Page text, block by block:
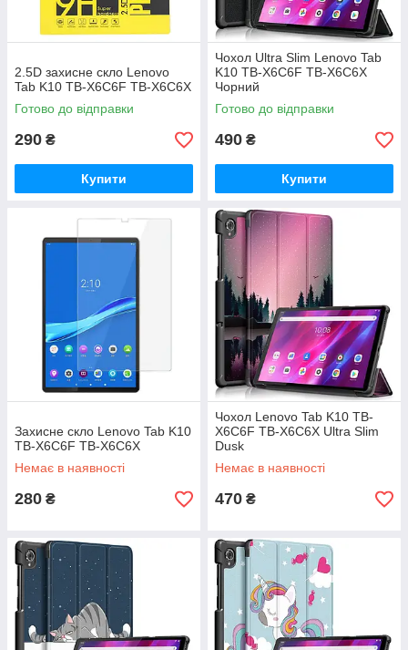
2.5D захисне скло Lenovo
Tab K10 TB-X6C6F TB-X6C6X
Готово до відправки
290 ₴
Купити
Чохол Ultra Slim Lenovo Tab
K10 TB-X6C6F TB-X6C6X
Чорний
Готово до відправки
490 ₴
Купити
Захисне скло Lenovo Tab K10
TB-X6C6F TB-X6C6X
Немає в наявності
280 ₴
Чохол Lenovo Tab K10 TB-
X6C6F TB-X6C6X Ultra Slim
Dusk
Немає в наявності
470 ₴